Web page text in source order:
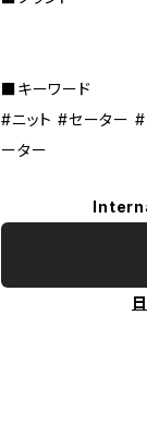
■キーワード
#ニット #セーター
ーター